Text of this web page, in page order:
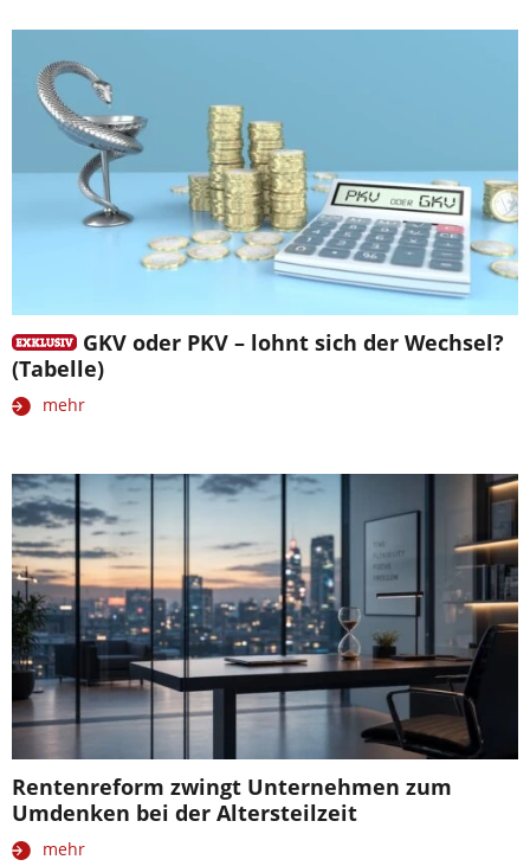
GKV oder PKV – lohnt sich der Wechsel?
(Tabelle)
mehr
Rentenreform zwingt Unternehmen zum
Umdenken bei der Altersteilzeit
mehr